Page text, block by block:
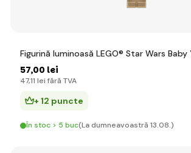
Figurină luminoasă LEGO® Star Wars Baby
57,00 lei
47,11 lei fără TVA
+ 12 puncte
În stoc > 5 buc(La dumneavoastră 13.08.)